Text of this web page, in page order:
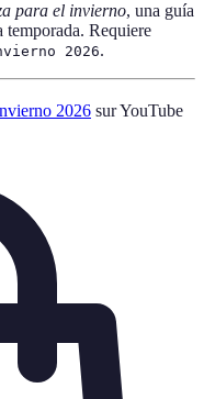
para el invierno, una guía
temporada. Requiere
2026.
2026 sur YouTube